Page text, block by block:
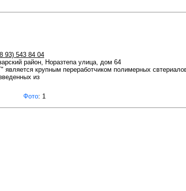
93) 543 84 04
район, Норазтепа улица, дом 64
крупным переработчиком полимерных
из
Фото: 1